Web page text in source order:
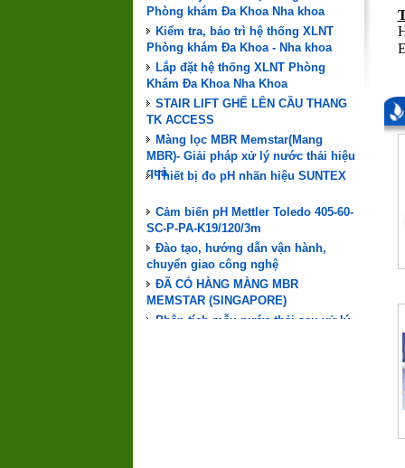
Kiểm tra, bảo trì hệ thống XLNT
Phòng khám Đa Khoa - Nha khoa
Lắp đặt hệ thống XLNT Phòng
Khám Đa Khoa Nha Khoa
STAIR LIFT GHẾ LÊN CẦU THANG
TK ACCESS
Màng lọc MBR Memstar(Mang
MBR)- Giải pháp xử lý nước thải hiệu
quảThiết bị đo pH nhãn hiệu SUNTEX
SC-P-PA-K19/120/3m
Đào tạo, hướng dẫn vận hành,
chuyển giao công nghệ
ĐÃ CÓ HÀNG MÀNG MBR
MEMSTAR (SINGAPORE)
Phân tích mẫu nước thải sau xử lý